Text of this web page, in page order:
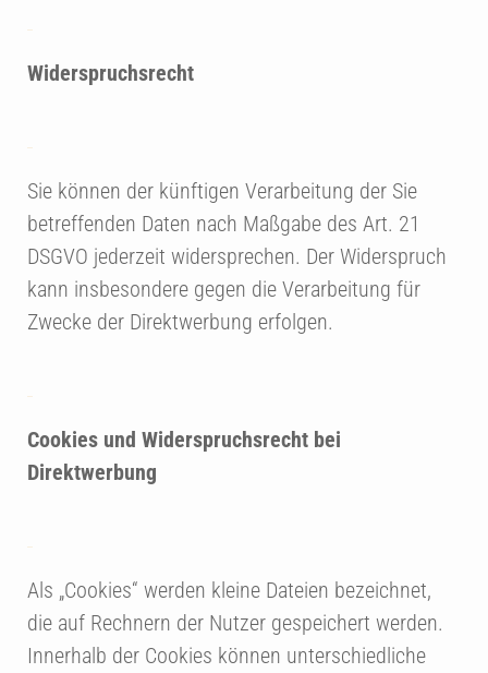
Widerspruchsrecht
Sie können der künftigen Verarbeitung der Sie
betreffenden Daten nach Maßgabe des Art. 21
DSGVO jederzeit widersprechen. Der Widerspruch
kann insbesondere gegen die Verarbeitung für
Zwecke der Direktwerbung erfolgen.
Cookies und Widerspruchsrecht bei
Direktwerbung
Als „Cookies“ werden kleine Dateien bezeichnet,
die auf Rechnern der Nutzer gespeichert werden.
Innerhalb der Cookies können unterschiedliche